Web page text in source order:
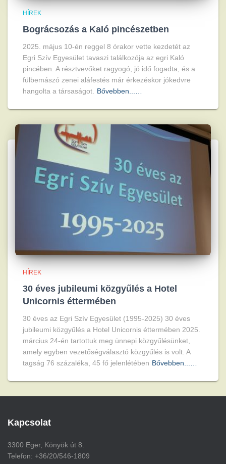
HÍREK
Bográcsozás a Kaló pincészetben
2025. május 10-én reggel 8 órakor vette kezdetét az
Egri Szív Egyesület tavaszi találkozója az egri Kaló
pincében. A résztvevőket ragyogó, jó idő fogadta, és a
fülbemászó zenei aláfestés már érkezéskor jókedvre
hangolta a társaságot. Bővebben...…
HÍREK
30 éves jubileumi közgyűlés a Hotel
Unicornis éttermében
30 éves az Egri Szív Egyesület (1995-2025) 30 éves
jubileumi közgyűlés a Hotel Unicornis éttermében 2025.
március 24-én tartottuk meg ünnepi közgyűlésünket,
amely egyben vezetőségválasztó közgyűlés is volt. A
tagság 76 százaléka, 45 fő jelenlétében Bővebben...…
Kapcsolat
3300 Eger, Könyök út 8.
Telefon: +36/20/546-1809